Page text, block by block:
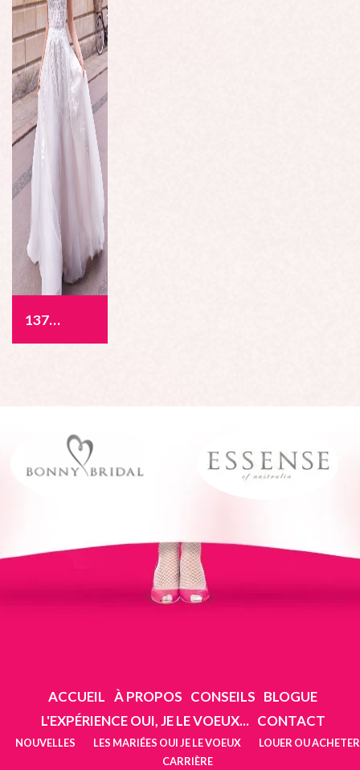
1377 - Allegra
ACCUEIL À PROPOS CONSEILS BLOGUE
L'EXPÉRIENCE OUI, JE LE VOEUX... CONTACT
NOUVELLES LES MARIÉES OUI JE LE VOEUX
LOUER OU ACHETER
CARRIÈRE